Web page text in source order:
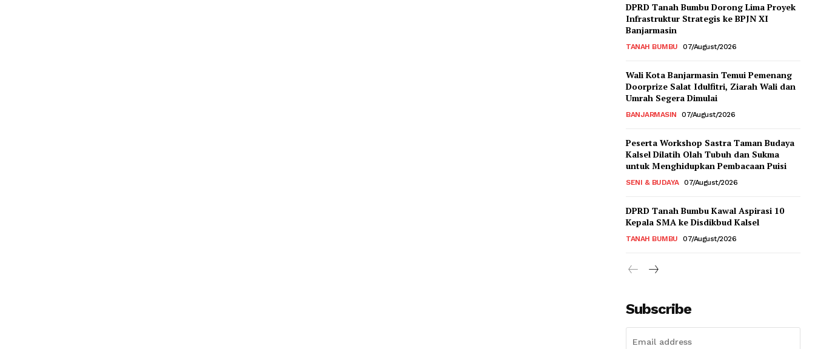
DPRD Tanah Bumbu Dorong Lima Proyek
Infrastruktur Strategis ke BPJN XI
Banjarmasin
TANAH BUMBU 07/August/2026
Wali Kota Banjarmasin Temui Pemenang
Doorprize Salat Idulfitri, Ziarah Wali dan
Umrah Segera Dimulai
BANJARMASIN 07/August/2026
Peserta Workshop Sastra Taman Budaya
Kalsel Dilatih Olah Tubuh dan Sukma
untuk Menghidupkan Pembacaan Puisi
SENI & BUDAYA 07/August/2026
DPRD Tanah Bumbu Kawal Aspirasi 10
Kepala SMA ke Disdikbud Kalsel
TANAH BUMBU 07/August/2026
Subscribe